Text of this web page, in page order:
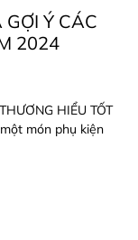
Ý CÁC
2024
HIỂU TỐT
món phụ kiện